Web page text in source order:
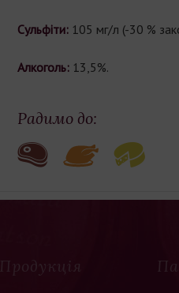
Сульфіти: 105 мг/л (-30 %
Алкоголь: 13,5%.
Радимо до:
Продукція